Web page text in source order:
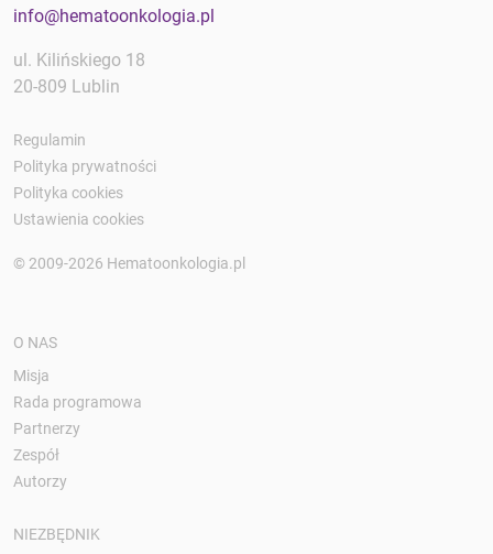
info@hematoonkologia.pl
ul. Kilińskiego 18
20-809 Lublin
Regulamin
Polityka prywatności
Polityka cookies
Ustawienia cookies
© 2009-2026 Hematoonkologia.pl
O NAS
Misja
Rada programowa
Partnerzy
Zespół
Autorzy
NIEZBĘDNIK